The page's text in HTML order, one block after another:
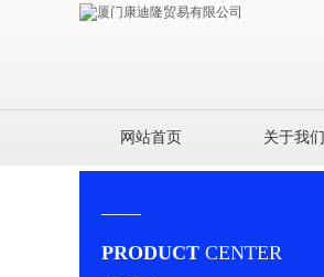
网站首页 关于我们
——
PRODUCT CENTER